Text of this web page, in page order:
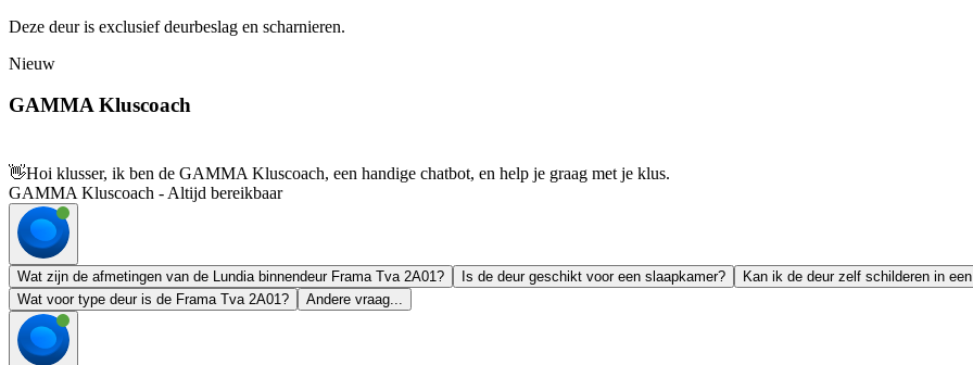
Deze deur is exclusief deurbeslag en scharnieren.
Nieuw
GAMMA Kluscoach
👋Hoi klusser, ik ben de GAMMA Kluscoach, een handige chatbot, en help je graag met je klus.
GAMMA Kluscoach - Altijd bereikbaar
Wat zijn de afmetingen van de Lundia binnendeur Frama Tva 2A01? Is de deur geschikt voor een slaapkamer?
Kan ik de deur zelf schilderen in
Wat voor type deur is de Frama Tva 2A01?
Andere vraag...